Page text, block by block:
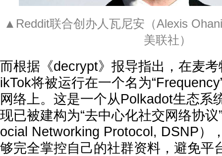
▲Reddit联合创办人瓦尼安（Alexis
美联社）
而根据《decrypt》报导指出，在麦
ikTok将被运行在一个名为
网络上。这是一个从Polkadot生态系
现已被建构为“去中心化社交网络协
ocial Networking Protocol, DSNP）
够完全掌控自己的社群资料，避免平